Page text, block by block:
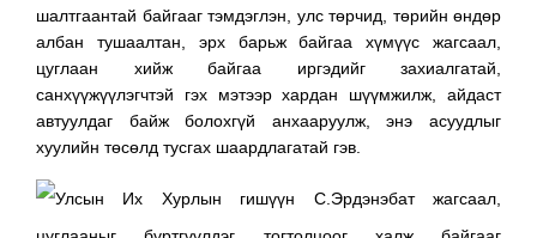
шалтгаантай байгааг тэмдэглэн, улс төрчид, төрийн өндөр
албан тушаалтан, эрх барьж байгаа хүмүүс жагсаал,
цуглаан хийж байгаа иргэдийг захиалгатай,
санхүүжүүлэгчтэй гэх мэтээр хардан шүүмжилж, айдаст
автуулдаг байж болохгүй анхааруулж, энэ асуудлыг
хуулийн төсөлд тусгах шаардлагатай гэв.
Улсын Их Хурлын гишүүн С.Эрдэнэбат жагсаал,